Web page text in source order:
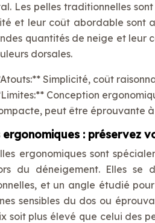
Les pelles traditionnelles
et leur coût abordable sont
quantités de neige et leur
dorsales.
Simplicité, coût
Conception
peut être éprouvante
ergonomiques : préservez
ergonomiques sont
du déneigement. Elles se
et un angle étudié
sensibles du dos ou
soit plus élevé que celui des